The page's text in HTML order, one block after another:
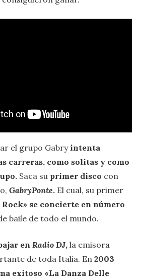
el grupo Gabry intenta
carreras, como solitas y como
Saca su primer disco con
GabryPonte. El cual, su primer
Rock» se concierte en número
baile de todo el mundo.
en Radio DJ, la emisora
de toda Italia. En 2003
exitoso «La Danza Delle